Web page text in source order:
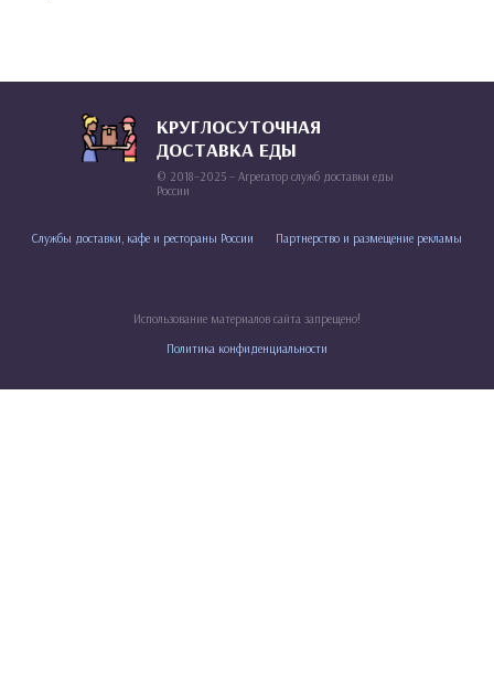
КРУГЛОСУТОЧНАЯ
ДОСТАВКА ЕДЫ
© 2018–2025 – Агрегатор служб доставки еды
России
Службы доставки, кафе и рестораны России Партнерство и размещение рекламы
Использование материалов сайта запрещено!
Политика конфиденциальности